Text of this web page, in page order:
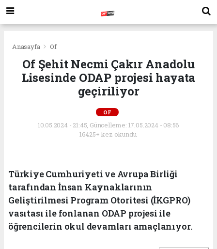
Anasayfa Of
Of Şehit Necmi Çakır Anadolu
Lisesinde ODAP projesi hayata
geçiriliyor
OF
10.05.2024 - 21:45, Güncelleme: 17.05.2024 - 08:56
16425+ kez okundu.
Türkiye Cumhuriyeti ve Avrupa Birliği
tarafından İnsan Kaynaklarının
Geliştirilmesi Program Otoritesi (İKGPRO)
vasıtası ile fonlanan ODAP projesi ile
öğrencilerin okul devamları amaçlanıyor.